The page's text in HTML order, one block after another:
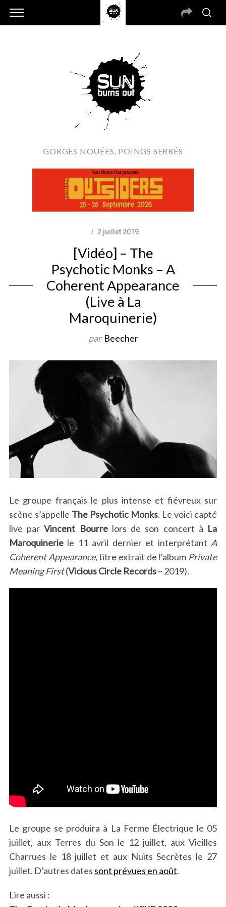
GORGES NOUÉES, POINGS SERRÉS
2 juillet 2019
[Vidéo] – The
Psychotic Monks – A
Coherent Appearance
(Live à La
Maroquinerie)
par Beecher
Le groupe français le plus intense et fiévreux sur
scène s’appelle The Psychotic Monks. Le voici capté
live parVincent Bourrelors de son concert à La
Maroquineriele 11 avril dernier et interprétant A
Coherent Appearance, titre extrait de l’album Private
Meaning First(Vicious Circle Records– 2019).
Le groupe se produira à La Ferme Électrique le 05
juillet, aux Terres du Son le 12 juillet, aux Vieilles
Charrues le 18 juillet et aux Nuits Secrètes le 27
juillet. D’autres dates sont prévues en août.
Lire aussi :
S